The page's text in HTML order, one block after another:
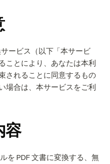
ービス（以下「本サービ
ことにより、あなたは本利
されることに同意するもの
場合は、本サービスをご利
容
を PDF 文書に変換する、無